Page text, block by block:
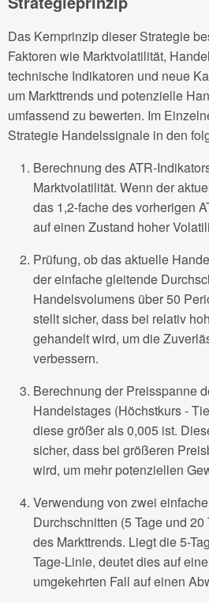
Das Kernprinzip dieser Strategie
Faktoren wie Marktvolatilität,
technische Indikatoren und neue
um Markttrends und potenzielle
umfassend zu bewerten. Im
Strategie Handelssignale in den
Berechnung des ATR-
Marktvolatilität. Wenn der
das 1,2-fache des vorherigen
auf einen Zustand hoher
Prüfung, ob das aktuelle
der einfache gleitende
Handelsvolumens über 50
stellt sicher, dass bei relativ
gehandelt wird, um die
verbessern.
Berechnung der Preisspanne
Handelstages (Höchstkurs -
diese größer als 0,005 ist.
sicher, dass bei größeren
wird, um mehr potenziellen
Verwendung von zwei
Durchschnitten (5 Tage und
des Markttrends. Liegt die 5-
Tage-Linie, deutet dies auf
umgekehrten Fall auf einen